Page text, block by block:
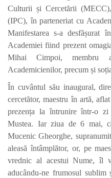
Culturii și Cercetării
(IPC), în parteneriat cu
Manifestarea s-a
Academiei fiind prezent
Mihai Cimpoi, membru
Academicienilor, precum și
În cuvântul său inaugural,
cercetător, maestru în artă,
prezența la întrunire într-o zi
Mustea. Iar ziua de 6 mai,
Mucenic Gheorghe,
aleasă întâmplător, or, pe
vrednic al acestui Nume, îl
aducându-ne frumosul